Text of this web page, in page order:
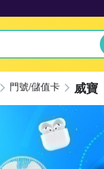
門號/儲值卡 威寶